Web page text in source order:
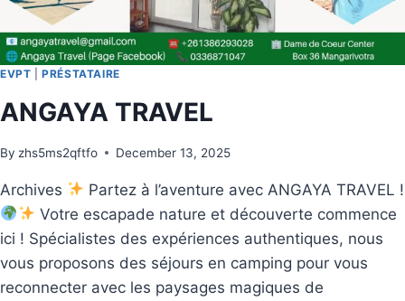
EVPT |PRÉSTATAIRE
ANGAYA TRAVEL
By zhs5ms2qftfo December 13, 2025
Archives
Partez à l’aventure avec ANGAYA TRAVEL !
Votre escapade nature et découverte commence
ici ! Spécialistes des expériences authentiques, nous
vous proposons des séjours en camping pour vous
reconnecter avec les paysages magiques de